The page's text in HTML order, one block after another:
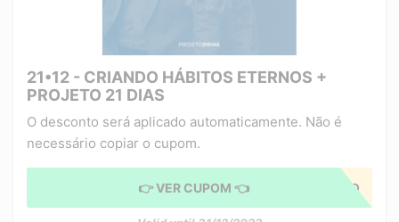
21•12 - CRIANDO HÁBITOS ETERNOS +
PROJETO 21 DIAS
O desconto será aplicado automaticamente. Não é
necessário copiar o cupom.
CUPOM APLICADO
👉 VER CUPOM 👈